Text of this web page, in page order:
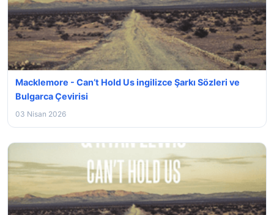
Macklemore - Can’t Hold Us ingilizce Şarkı Sözleri ve
Bulgarca Çevirisi
03 Nisan 2026